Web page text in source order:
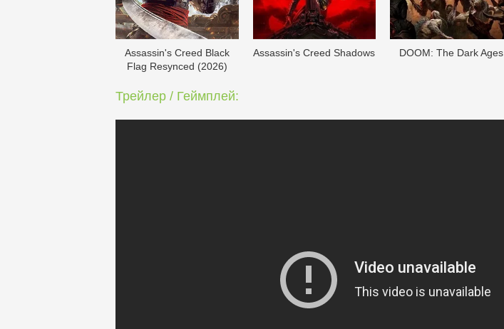
Assassin's Creed Black
Flag Resynced (2026)
Assassin's Creed Shadows DOОM: The Dark Ages
Трейлер / Геймплей: